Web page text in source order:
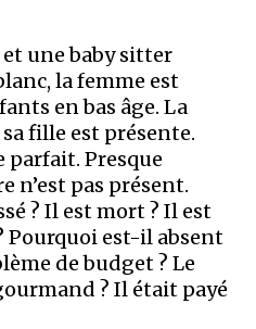
une baby sitter
la femme est
en bas âge. La
fille est présente.
parfait. Presque
n’est pas présent.
? Il est mort ? Il est
Pourquoi est-il absent
de budget ? Le
? Il était payé